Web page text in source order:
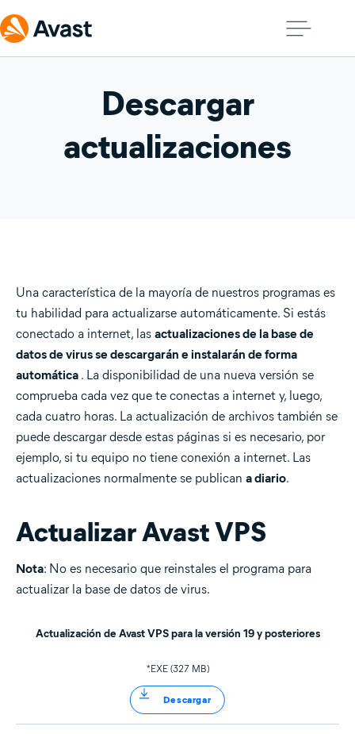
Descargar
actualizaciones
Una característica de la mayoría de nuestros programas es
tu habilidad para actualizarse automáticamente. Si estás
conectado a internet, las actualizaciones de la base de
datos de virus se descargarán e instalarán de forma
automática . La disponibilidad de una nueva versión se
comprueba cada vez que te conectas a internet y, luego,
cada cuatro horas. La actualización de archivos también se
puede descargar desde estas páginas si es necesario, por
ejemplo, si tu equipo no tiene conexión a internet. Las
actualizaciones normalmente se publican a diario.
Actualizar Avast VPS
Nota: No es necesario que reinstales el programa para
actualizar la base de datos de virus.
Actualización de Avast VPS para la versión 19 y posteriores
*.EXE (327 MB)
Descargar